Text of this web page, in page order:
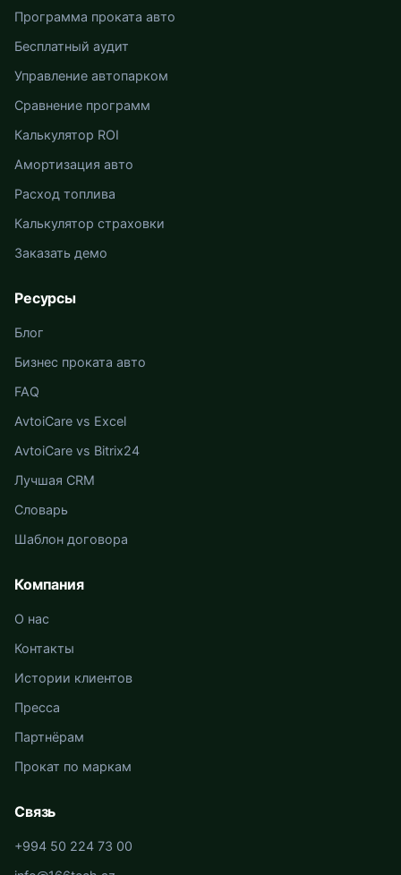
Программа проката авто
Бесплатный аудит
Управление автопарком
Сравнение программ
Калькулятор ROI
Амортизация авто
Расход топлива
Калькулятор страховки
Заказать демо
Ресурсы
Блог
Бизнес проката авто
FAQ
AvtoiCare vs Excel
AvtoiCare vs Bitrix24
Лучшая CRM
Словарь
Шаблон договора
Компания
О нас
Контакты
Истории клиентов
Пресса
Партнёрам
Прокат по маркам
Связь
+994 50 224 73 00